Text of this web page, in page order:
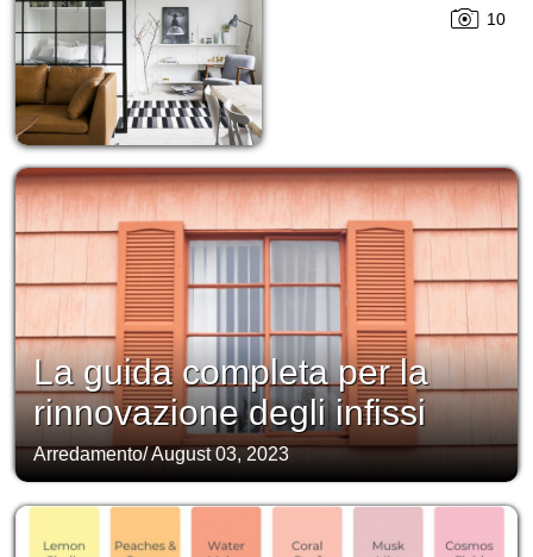
10
La guida completa per la
rinnovazione degli infissi
Arredamento/August 03, 2023